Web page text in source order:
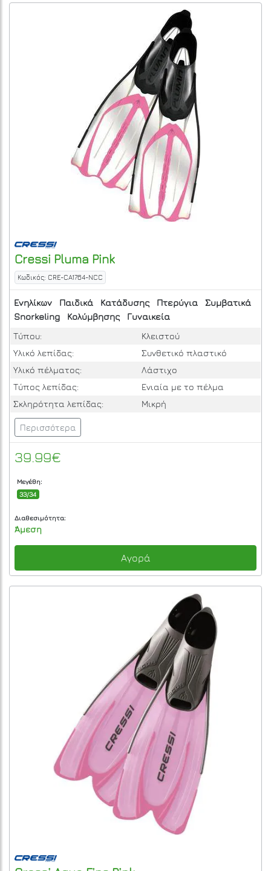
Cressi Pluma Pink
Κωδικός: CRE-CA1764-NCC
Ενηλίκων Παιδικά Κατάδυσης Πτερύγια
Συμβατικά
Snorkeling
Κολύμβησης
Γυναικεία
Τύπου:
Κλειστού
Υλικό λεπίδας:
Συνθετικό πλαστικό
Υλικό πέλματος:
Λάστιχο
Τύπος λεπίδας:
Ενιαία με το πέλμα
Σκληρότητα λεπίδας:
Μικρή
Περισσότερα
39.99€
Μεγέθη:
33/34
Διαθεσιμότητα:
Άμεση
Αγορά